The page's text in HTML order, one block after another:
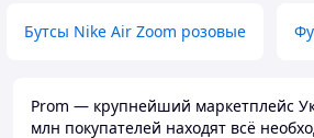
Бутсы Nike Air Zoom розовые
Prom — крупнейший маркетплейс
млн покупателей находят всё